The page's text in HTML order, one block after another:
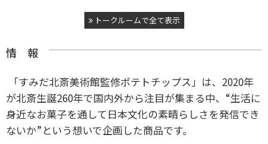
トークルームで全て表示
情 報
「すみだ北斎美術館監修ポテトチップス」は、2020年
が北斎生誕260年で国内外から注目が集まる中、“生活に
身近なお菓子を通して日本文化の素晴らしさを発信でき
ないか”という想いで企画した商品です。